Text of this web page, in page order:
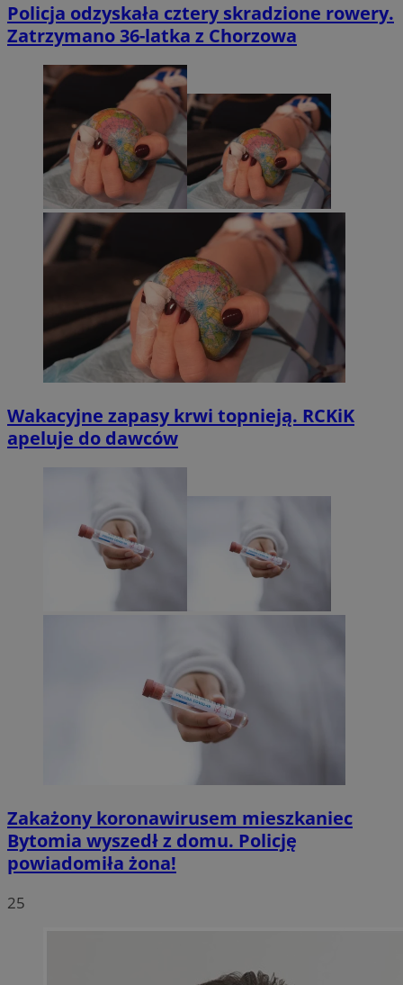
Policja odzyskała cztery skradzione rowery.
Zatrzymano 36-latka z Chorzowa
Wakacyjne zapasy krwi topnieją. RCKiK
apeluje do dawców
Zakażony koronawirusem mieszkaniec
Bytomia wyszedł z domu. Policję
powiadomiła żona!
25